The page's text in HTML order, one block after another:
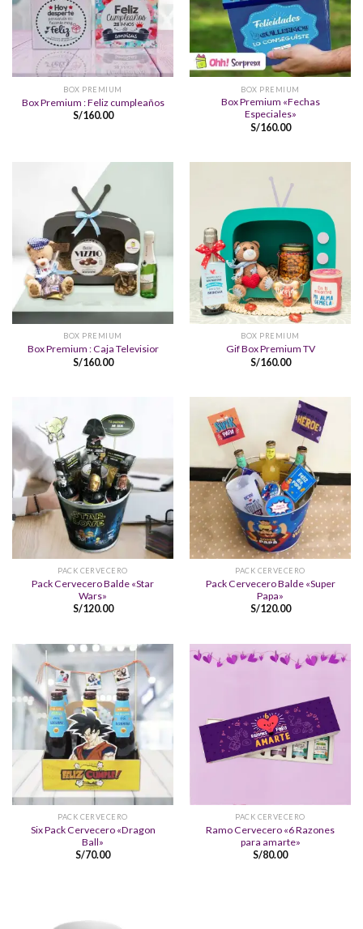
BOX PREMIUM
Box Premium : Feliz cumpleaños
S/160.00
BOX PREMIUM
Box Premium «Fechas
Especiales»
S/160.00
BOX PREMIUM
Box Premium : Caja Televisior
S/160.00
BOX PREMIUM
Gif Box Premium TV
S/160.00
PACK CERVECERO
Pack Cervecero Balde «Star
Wars»
S/120.00
PACK CERVECERO
Pack Cervecero Balde «Super
Papa»
S/120.00
PACK CERVECERO
Six Pack Cervecero «Dragon
Ball»
S/70.00
PACK CERVECERO
Ramo Cervecero «6 Razones
para amarte»
S/80.00